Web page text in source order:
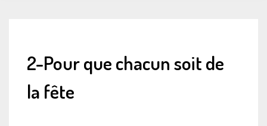
2-Pour que chacun soit de
la fête